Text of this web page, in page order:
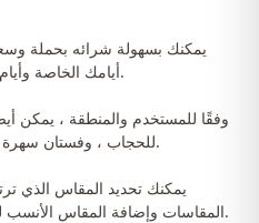
يمكنك بسهولة شرائه بحملة
أيامك الخاصة وأيام الدعوة على مدار الفصول الأربعة.
وفقًا للمستخدم والمنطقة ، يمكن
للحجاب ، وفستان سهرة مريح ، وفستان سهرة غير متماثل.
يمكنك تحديد المقاس الذي
المقاسات وإضافة المقاس الأنسب لعربة التسوق واطلبه بأفضل سعر.